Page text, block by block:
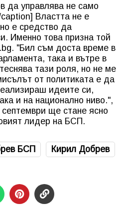
да управлява не само
Властта не е
е средство да
Именно това призна той
"Бил съм доста време в
така и вътре в
тази роля, но не ме
от политиката е да
идеите си,
и на национално ниво.",
ще стане ясно
лидер на БСП.
БСП Кирил Добрев